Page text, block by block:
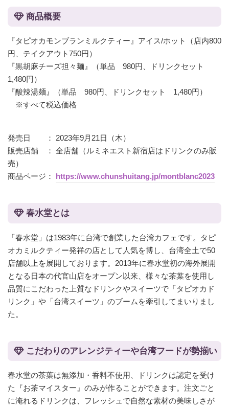
商品概要
『タピオカモンブランミルクティー』アイス/ホット（店内800
円、テイクアウト750円）
『黒胡麻チーズ担々麺』（単品 980円、ドリンクセット
1,480円）
『酸辣湯麺』（単品 980円、ドリンクセット 1,480円）
※すべて税込価格
発売日 ： 2023年9月21日（木）
販売店舗 ： 全店舗（ルミネエスト新宿店はドリンクのみ販
売）
商品ページ： https://www.chunshuitang.jp/montblanc2023
春水堂とは
「春水堂」は1983年に台湾で創業した台湾カフェです。タピ
オカミルクティー発祥の店として人気を博し、台湾全土で50
店舗以上を展開しております。2013年に春水堂初の海外展開
となる日本の代官山店をオープン以来、様々な茶葉を使用し
品質にこだわった上質なドリンクやスイーツで「タピオカド
リンク」や「台湾スイーツ」のブームを牽引してまいりまし
た。
こだわりのアレンジティーや台湾フードが勢揃い
春水堂の茶葉は無添加・香料不使用、ドリンクは認定を受け
た『お茶マイスター』のみが作ることができます。注文ごと
に淹れるドリンクは、フレッシュで自然な素材の美味しさが